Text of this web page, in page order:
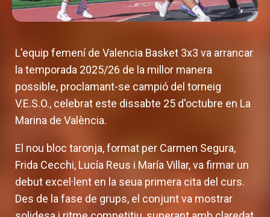
L'equip femení de Valencia Basket 3x3 va arrancar
la temporada 2025/26 de la millor manera
possible, proclamant-se campió del torneig
V.E.S.O., celebrat este dissabte 25 d'octubre en La
Marina de València.
El nou bloc taronja, format per Carmen Segura,
Frida Cecchi, Lucía Reus i María Villar, va firmar un
debut excel·lent en la seua primera cita del curs.
Des de la fase de grups, el conjunt va mostrar